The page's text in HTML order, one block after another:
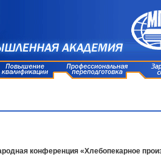
конференция «Хлебопекарное